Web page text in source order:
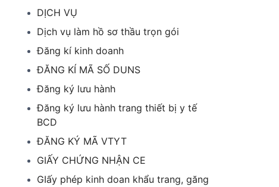
DỊCH VỤ
Dịch vụ làm hồ sơ thầu trọn gói
Đăng kí kinh doanh
ĐĂNG KÍ MÃ SỐ DUNS
Đăng ký lưu hành
Đăng ký lưu hành trang thiết bị y tế
BCD
ĐĂNG KÝ MÃ VTYT
GIẤY CHỨNG NHẬN CE
GIấy phép kinh doan khẩu trang, găng